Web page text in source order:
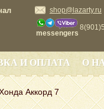
shop@lazarty.ru
messengers
И ОПЛАТА О
Аккорд 7